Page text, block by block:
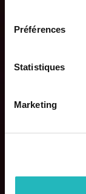
Préférences
Statistiques
Marketing